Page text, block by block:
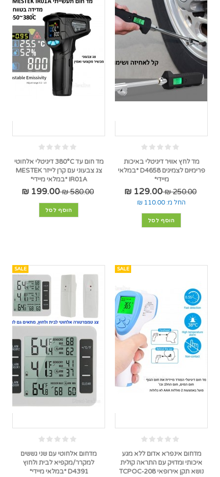
מד לחץ אוויר דיגיטלי באיכות
פרימיום לצמיגים D4658 *במלאי
מיידי*
250.00 ₪
129.00 ₪
החל מ: 110.00 ₪
הוסף לסל
מד חום עד 380°C דיגיטלי אלחוטי
צג צבעוני עם קרן לייזר MESTEK
IR01A *במלאי מיידי*
580.00 ₪
199.00 ₪
הוסף לסל
SALE
מדחום אינפרא אדום ללא מגע
איכותי ומדויק עם התראה קולית
נושא תקן אירופאי TCPOC-208
SALE
מדחום אלחוטי עם שני גששים
למקרר/מקפיא לבית ולחוץ
D4391 *במלאי מיידי*